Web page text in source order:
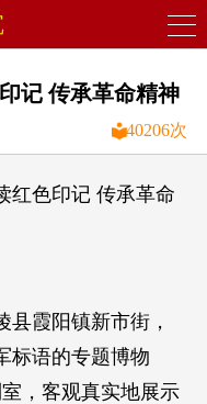
记 传承革命精神
40206次
红色印记 传承革命
县霞阳镇新市街，
标语的专题博物
，客观真实地展示